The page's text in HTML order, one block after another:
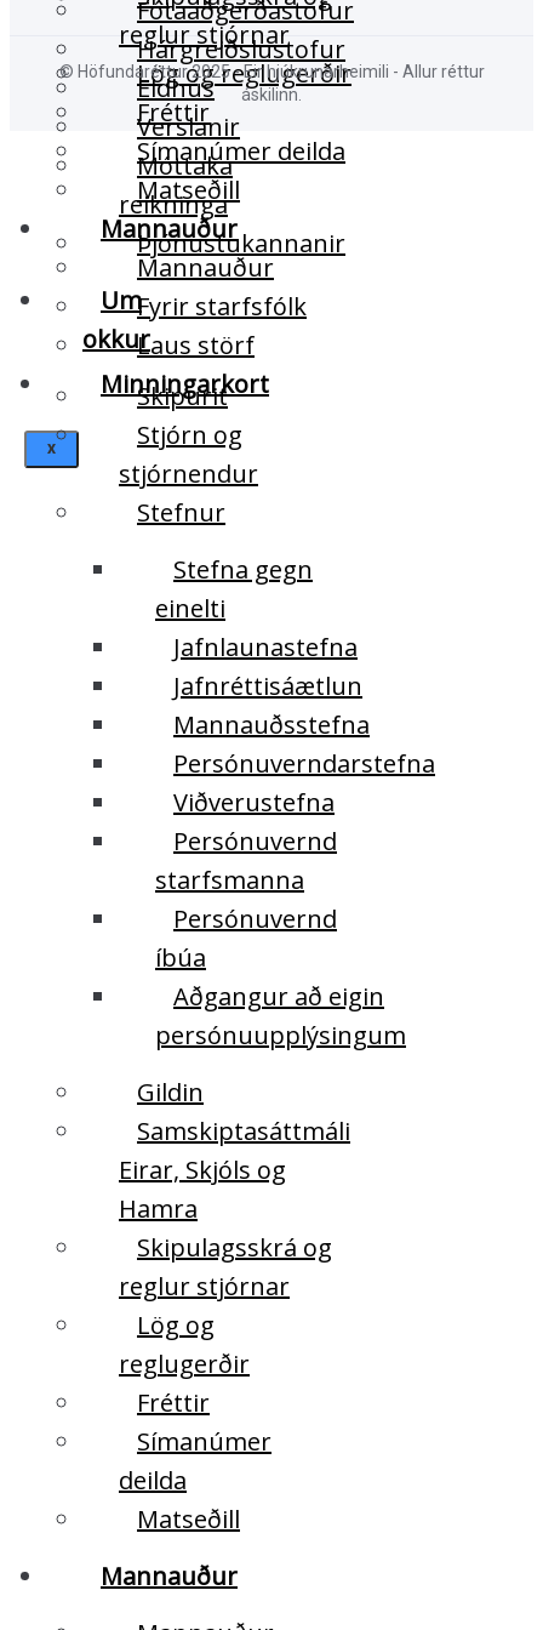
reglur stjórnar
Lög og reglugerðir
Fréttir
Símanúmer deilda
Matseðill
Mannauður
Mannauður
Fyrir starfsfólk
Laus störf
Minningarkort
X
Fótaaðgerðastofur
Hárgreiðslustofur
Eldhús
Verslanir
Móttaka
reikninga
Þjónustukannanir
Um
okkur
Skipurit
Stjórn og
stjórnendur
Stefnur
Stefna gegn
einelti
Jafnlaunastefna
Jafnréttisáætlun
Mannauðsstefna
Persónuverndarstefna
Viðverustefna
Persónuvernd
starfsmanna
Persónuvernd
íbúa
Aðgangur að eigin
persónuupplýsingum
Gildin
Samskiptasáttmáli
Eirar, Skjóls og
Hamra
Skipulagsskrá og
reglur stjórnar
Lög og
reglugerðir
Fréttir
Símanúmer
deilda
Matseðill
Mannauður
© Höfundaréttur 2025 - Eir hjúkrunarheimili - Allur réttur
áskilinn.